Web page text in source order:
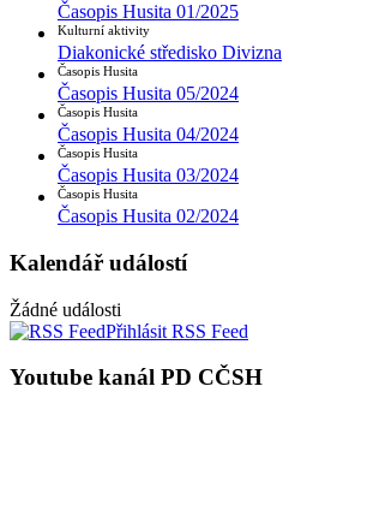
Časopis Husita 01/2025
Kulturní aktivity
Diakonické středisko Divizna
Časopis Husita
Časopis Husita 05/2024
Časopis Husita
Časopis Husita 04/2024
Časopis Husita
Časopis Husita 03/2024
Časopis Husita
Časopis Husita 02/2024
Kalendář událostí
Žádné události
Přihlásit RSS Feed
Youtube kanál PD CČSH